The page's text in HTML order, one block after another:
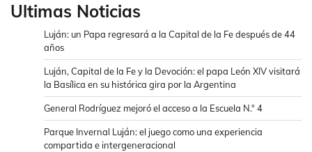
Ultimas Noticias
Luján: un Papa regresará a la Capital de la Fe después de 44
años
Luján, Capital de la Fe y la Devoción: el papa León XIV visitará
la Basílica en su histórica gira por la Argentina
General Rodríguez mejoró el acceso a la Escuela N.° 4
Parque Invernal Luján: el juego como una experiencia
compartida e intergeneracional